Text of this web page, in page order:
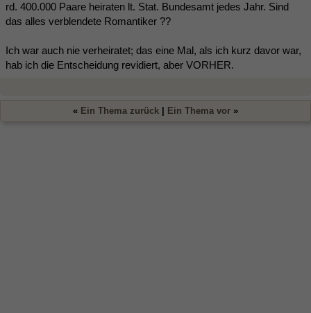
rd. 400.000 Paare heiraten lt. Stat. Bundesamt jedes Jahr. Sind
das alles verblendete Romantiker ??
Ich war auch nie verheiratet; das eine Mal, als ich kurz davor war,
hab ich die Entscheidung revidiert, aber VORHER.
« Ein Thema zurück Ein Thema vor »